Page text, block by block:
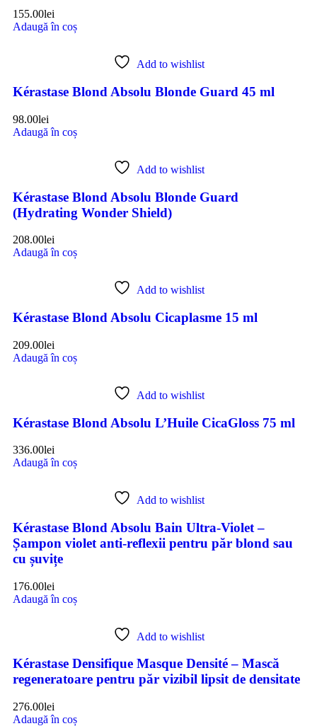
155.00lei
Adaugă în coș
Add to wishlist
Kérastase Blond Absolu Blonde Guard 45 ml
98.00lei
Adaugă în coș
Add to wishlist
Kérastase Blond Absolu Blonde Guard
(Hydrating Wonder Shield)
208.00lei
Adaugă în coș
Add to wishlist
Kérastase Blond Absolu Cicaplasme 15 ml
209.00lei
Adaugă în coș
Add to wishlist
Kérastase Blond Absolu L’Huile CicaGloss 75 ml
336.00lei
Adaugă în coș
Add to wishlist
Kérastase Blond Absolu Bain Ultra-Violet –
Șampon violet anti-reflexii pentru păr blond sau
cu șuvițe
176.00lei
Adaugă în coș
Add to wishlist
Kérastase Densifique Masque Densité – Mască
regeneratoare pentru păr vizibil lipsit de densitate
276.00lei
Adaugă în coș